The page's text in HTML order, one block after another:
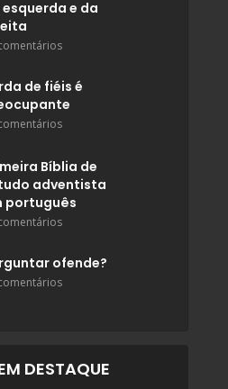
esquerda e da
de fiéis é
Bíblia de
adventista
português
ofende?
DESTAQUE